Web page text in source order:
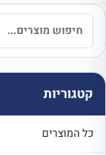
קטגוריות
כל המוצרים